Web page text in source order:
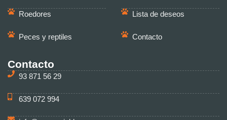
Roedores
Peces y reptiles
Lista de deseos
Contacto
Contacto
93 871 56 29
639 072 994